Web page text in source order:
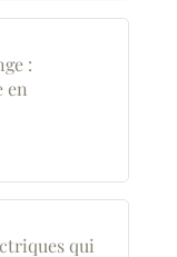
:
en
qui